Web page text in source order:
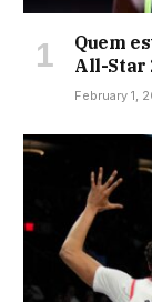
Quem
All-Star
February 1,